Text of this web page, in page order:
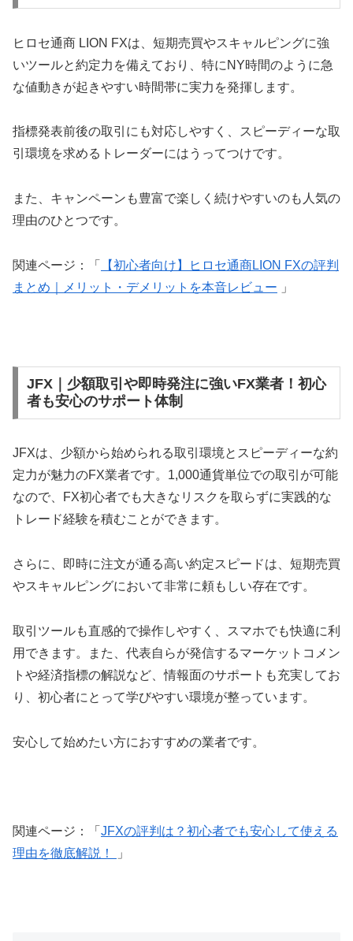
ヒロセ通商 LION FXは、短期売買やスキャルピングに強
いツールと約定力を備えており、特にNY時間のように急
な値動きが起きやすい時間帯に実力を発揮します。
指標発表前後の取引にも対応しやすく、スピーディーな取
引環境を求めるトレーダーにはうってつけです。
また、キャンペーンも豊富で楽しく続けやすいのも人気の
理由のひとつです。
関連ページ：「
【初心者向け】ヒロセ通商LION FXの評判
まとめ｜メリット・デメリットを本音レビュー
」
JFX｜少額取引や即時発注に強いFX業者！初心
者も安心のサポート体制
JFXは、少額から始められる取引環境とスピーディーな約
定力が魅力のFX業者です。1,000通貨単位での取引が可能
なので、FX初心者でも大きなリスクを取らずに実践的な
トレード経験を積むことができます。
さらに、即時に注文が通る高い約定スピードは、短期売買
やスキャルピングにおいて非常に頼もしい存在です。
取引ツールも直感的で操作しやすく、スマホでも快適に利
用できます。また、代表自らが発信するマーケットコメン
トや経済指標の解説など、情報面のサポートも充実してお
り、初心者にとって学びやすい環境が整っています。
安心して始めたい方におすすめの業者です。
関連ページ：「 JFXの評判は？初心者でも安心して使える
理由を徹底解説！
」